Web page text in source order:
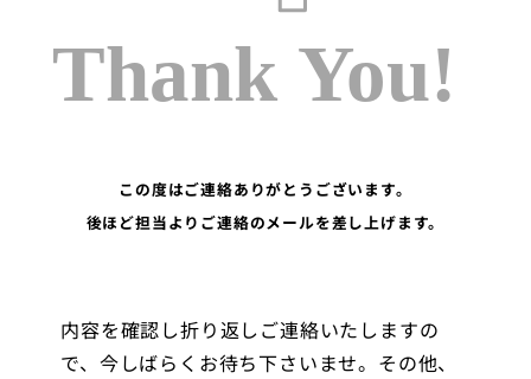
この度はご連絡ありがとうございます。
後ほど担当よりご連絡のメールを差し上げます。
内容を確認し折り返しご連絡いたしますの
で、今しばらくお待ち下さいませ。その他、